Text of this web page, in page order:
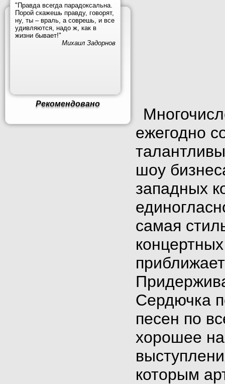
"Правда всегда парадоксальна.
Порой скажешь правду, говорят,
ну, ты – враль, а соврешь, и все
удивляются, надо ж, как в
жизни бывает!"
Михаил Задорнов
Рекомендовано
ежегодно
шоу
западных
самая
Сердючка
песен по
хорошее
которым